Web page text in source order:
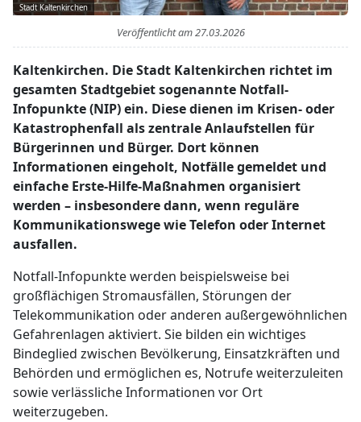
Stadt Kaltenkirchen
Veröffentlicht am27.03.2026
Kaltenkirchen. Die Stadt Kaltenkirchen richtet im
gesamten Stadtgebiet sogenannte Notfall-
Infopunkte (NIP) ein. Diese dienen im Krisen- oder
Katastrophenfall als zentrale Anlaufstellen für
Bürgerinnen und Bürger. Dort können
Informationen eingeholt, Notfälle gemeldet und
einfache Erste-Hilfe-Maßnahmen organisiert
werden – insbesondere dann, wenn reguläre
Kommunikationswege wie Telefon oder Internet
ausfallen.
Notfall-Infopunkte werden beispielsweise bei
großflächigen Stromausfällen, Störungen der
Telekommunikation oder anderen außergewöhnlichen
Gefahrenlagen aktiviert. Sie bilden ein wichtiges
Bindeglied zwischen Bevölkerung, Einsatzkräften und
Behörden und ermöglichen es, Notrufe weiterzuleiten
sowie verlässliche Informationen vor Ort
weiterzugeben.